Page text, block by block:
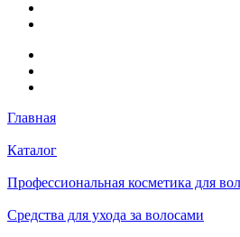
Главная
Каталог
Профессиональная косметика для
Средства для ухода за волосами